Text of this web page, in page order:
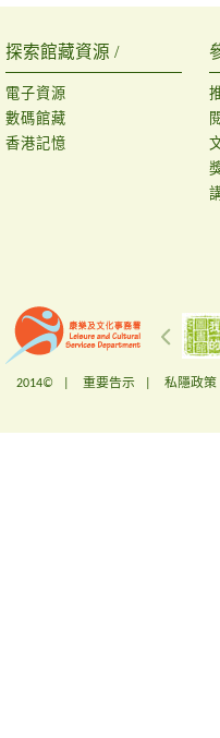
探索館藏資源 /
電子資源
數碼館藏
香港記憶
2014© | 重要告示 私隱政策